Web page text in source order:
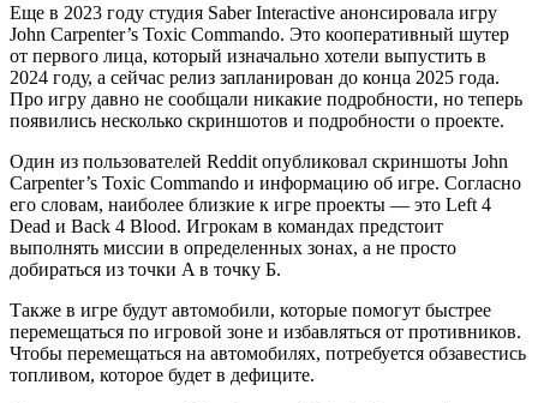
Еще в 2023 году студия Saber Interactive анонсировала игру
John Carpenter’s Toxic Commando. Это кооперативный шутер
от первого лица, который изначально хотели выпустить в
2024 году, а сейчас релиз запланирован до конца 2025 года.
Про игру давно не сообщали никакие подробности, но теперь
появились несколько скриншотов и подробности о проекте.
Один из пользователей Reddit опубликовал скриншоты John
Carpenter’s Toxic Commando и информацию об игре. Согласно
его словам, наиболее близкие к игре проекты — это Left 4
Dead и Back 4 Blood. Игрокам в командах предстоит
выполнять миссии в определенных зонах, а не просто
добираться из точки A в точку Б.
Также в игре будут автомобили, которые помогут быстрее
перемещаться по игровой зоне и избавляться от противников.
Чтобы перемещаться на автомобилях, потребуется обзавестись
топливом, которое будет в дефиците.